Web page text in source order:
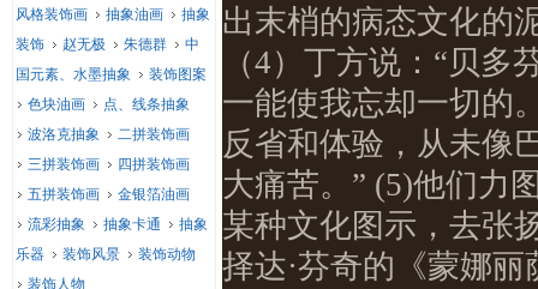
出末梢的病态文化的
（4）丁方说：“贝
一能使我忘却一切的
反省和体验，从未像
大痛苦。” (5)他们力
某种文化图示，去张
择达·芬奇的《蒙娜
风格装饰画
抽象油画
抽象
装饰
赵无极 朱德群
中
国元素、水墨抽象
装饰图案
色块油画
点、线条抽象
波洛克抽象
二拼装饰画
三拼装饰画
四拼装饰画
五拼装饰画
金银箔油画
流彩抽象
抽象卡通
抽象
乐器
装饰风景
装饰动物
装饰人物